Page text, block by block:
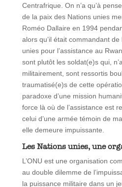
Centrafrique. On n’a qu’à
de la paix des Nations unies
Roméo Dallaire en 1994
alors qu’il était commandant
unies pour l’assistance au
sont plutôt les soldat(e)s qui,
militairement, sont ressortis
traumatisé(e)s de cette
paradoxe d’une mission
force là où de l’assistance est
celui d’une armée témoin de
elle demeure impuissante.
Les Nations unies, une
L’ONU est une organisation
au double dilemme de
la puissance militaire dans un